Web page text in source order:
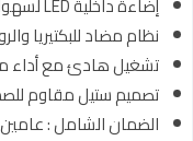
نظام مضاد للبكتيريا
تشغيل هادئ مع أداء
تصميم ستيل مقاوم
الضمان الشامل : عامين